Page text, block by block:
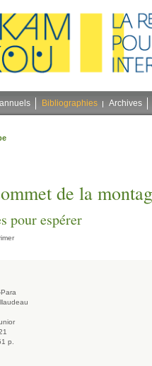
Bibliographies Archives
de la
pour espérer
p.